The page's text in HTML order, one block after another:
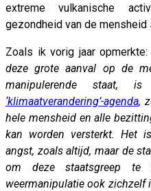
extreme vulkanische
gezondheid van de
Zoals ik vorig jaar opmerkte:
deze grote aanval op de
manipulerende staat,
‘klimaatverandering’-agenda,
hele mensheid en alle
kan worden versterkt. Het
angst, zoals altijd, maar de
om deze staatsgreep te
weermanipulatie ook zichzelf